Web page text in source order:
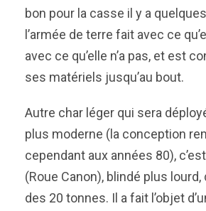
bon pour la casse il y a
l’armée de terre fait avec ce
avec ce qu’elle n’a pas, et est
ses matériels jusqu’au bout.
Autre char léger qui sera
plus moderne (la conception
cependant aux années 80), c’est
(Roue Canon), blindé plus lourd,
des 20 tonnes. Il a fait l’objet